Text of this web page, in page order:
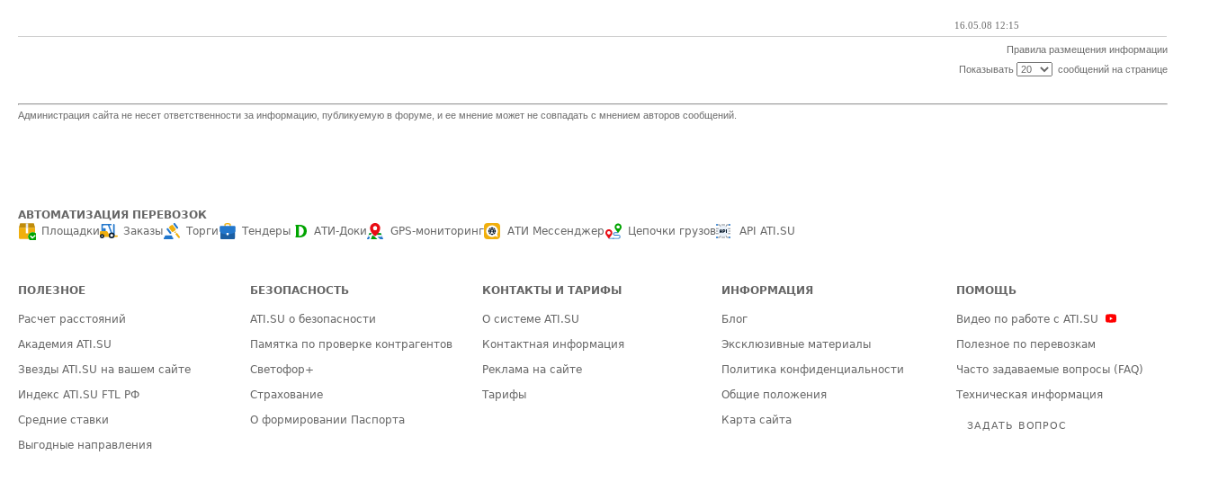
16.05.08 12:15
Правила размещения информации
Показывать
сообщений на странице
Администрация сайта не несет ответственности за информацию, публикуемую в форуме, и ее мнение может не совпадать с мнением авторов сообщений.
АВТОМАТИЗАЦИЯ ПЕРЕВОЗОК
Площадки
Заказы Торги Тендеры АТИ-Доки GPS-мониторинг АТИ Мессенджер Цепочки грузов API ATI.SU
ПОЛЕЗНОЕ
Расчет расстояний
Академия ATI.SU
Звезды ATI.SU на вашем сайте
Индекс ATI.SU FTL РФ
Средние ставки
Выгодные направления
БЕЗОПАСНОСТЬ
ATI.SU о безопасности
Памятка по проверке контрагентов
Светофор+
Страхование
О формировании Паспорта
КОНТАКТЫ И ТАРИФЫ
О системе ATI.SU
Контактная информация
Реклама на сайте
Тарифы
ИНФОРМАЦИЯ
Блог
Эксклюзивные материалы
Политика конфиденциальности
Общие положения
Карта сайта
ПОМОЩЬ
Видео по работе с ATI.SU
Полезное по перевозкам
Часто задаваемые вопросы (FAQ)
Техническая информация
ЗАДАТЬ ВОПРОС